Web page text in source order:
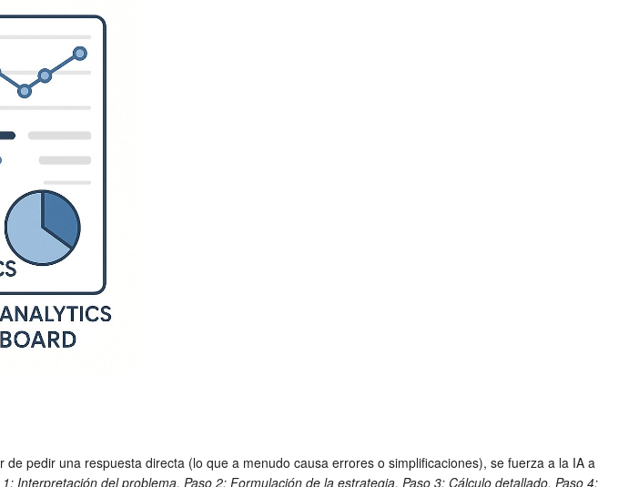
pedir una respuesta directa (lo que a menudo causa errores o simplificaciones), se fuerza a la IA a
1: Interpretación del problema. Paso 2: Formulación de la estrategia. Paso 3: Cálculo detallado. Paso 4: